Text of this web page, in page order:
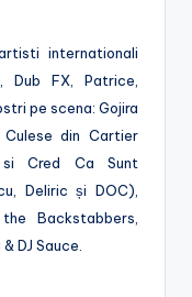
internationali
Dub FX, Patrice,
pe scena: Gojira
Culese din Cartier
si Cred Ca Sunt
Deliric și DOC),
Backstabbers,
DJ Sauce.